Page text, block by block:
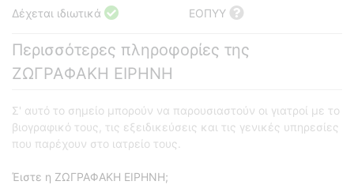
Δέχεται ιδιωτικά ΕΟΠΥΥ
Περισσότερες πληροφορίες της
ΖΩΓΡΑΦΑΚΗ ΕΙΡΗΝΗ
Σ' αυτό το σημείο μπορούν να παρουσιαστούν οι γιατροί με το
βιογραφικό τους, τις εξειδικεύσεις και τις γενικές υπηρεσίες
που παρέχουν στο ιατρείο τους.
Έιστε η ΖΩΓΡΑΦΑΚΗ ΕΙΡΗΝΗ;